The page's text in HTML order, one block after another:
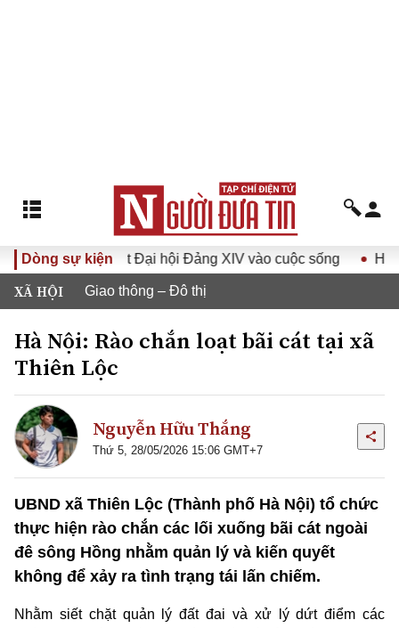
Dòng sự kiện
Đại hội Đảng XIV vào cuộc sống Hướng tới Đại hội
XÃ HỘI Giao thông – Đô thị
Hà Nội: Rào chắn loạt bãi cát tại xã
Thiên Lộc
Nguyễn Hữu Thắng
Thứ 5, 28/05/2026 15:06 GMT+7
UBND xã Thiên Lộc (Thành phố Hà Nội) tổ chức
thực hiện rào chắn các lối xuống bãi cát ngoài
đê sông Hồng nhằm quản lý và kiến quyết
không để xảy ra tình trạng tái lấn chiếm.
Nhằm siết chặt quản lý đất đai và xử lý dứt điểm các